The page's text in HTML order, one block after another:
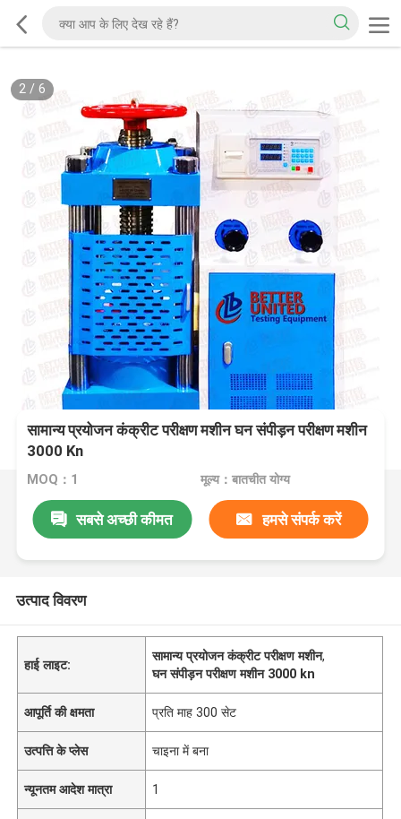
2/ 6
सामान्य प्रयोजन कंक्रीट परीक्षण मशीन घन संपीड़न परीक्षण मशीन
3000 Kn
MOQ：1 मूल्य：बातचीत योग्य
सबसे अच्छी कीमत हमसे संपर्क करें
उत्पाद विवरण
हाई लाइट:
सामान्य प्रयोजन कंक्रीट परीक्षण मशीन,
घन संपीड़न परीक्षण मशीन 3000 kn
आपूर्ति की क्षमता प्रति माह 300 सेट
उत्पत्ति के प्लेस चाइना में बना
न्यूनतम आदेश मात्रा 1